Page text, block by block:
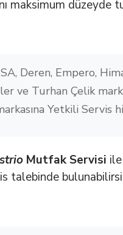
maksimum düzeyde
Deren, Empero,
ve Turhan Çelik
Yetkili Servis
Mutfak Servisi
talebinde